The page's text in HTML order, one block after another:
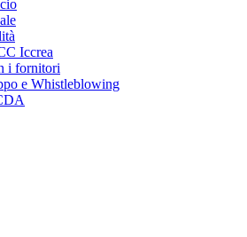
Iccrea
i fornitori
e Whistleblowing